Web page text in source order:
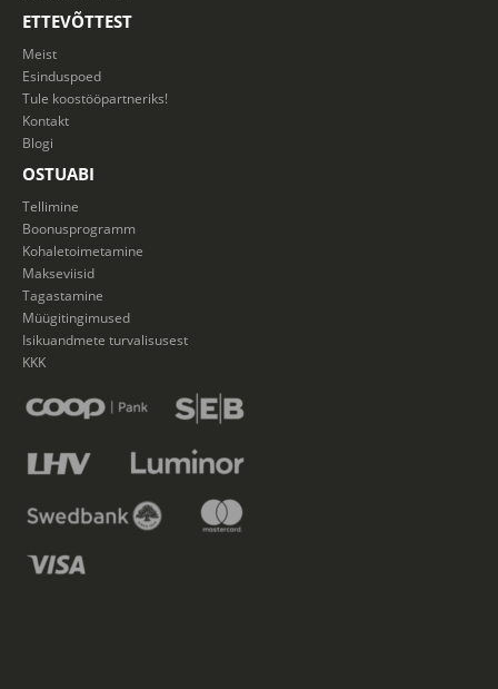
ETTEVÕTTEST
Meist
Esinduspoed
Tule koostööpartneriks!
Kontakt
Blogi
OSTUABI
Tellimine
Boonusprogramm
Kohaletoimetamine
Makseviisid
Tagastamine
Müügitingimused
Isikuandmete turvalisusest
KKK